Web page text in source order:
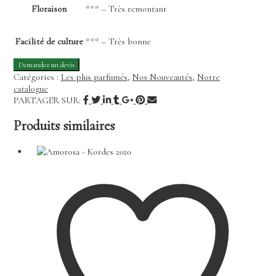
Floraison *** – Très remontant
Facilité de culture *** – Très bonne
Catégories : Les plus parfumés, Nos Nouveautés, Notre
catalogue
PARTAGER SUR:
Produits similaires